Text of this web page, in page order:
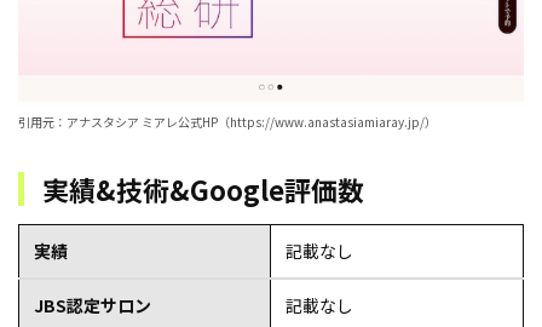
引用元：アナスタシア ミアレ公式HP（https://www.anastasiamiaray.jp/）
実績&技術&Google評価数
実績 記載なし
JBS認定サロン 記載なし